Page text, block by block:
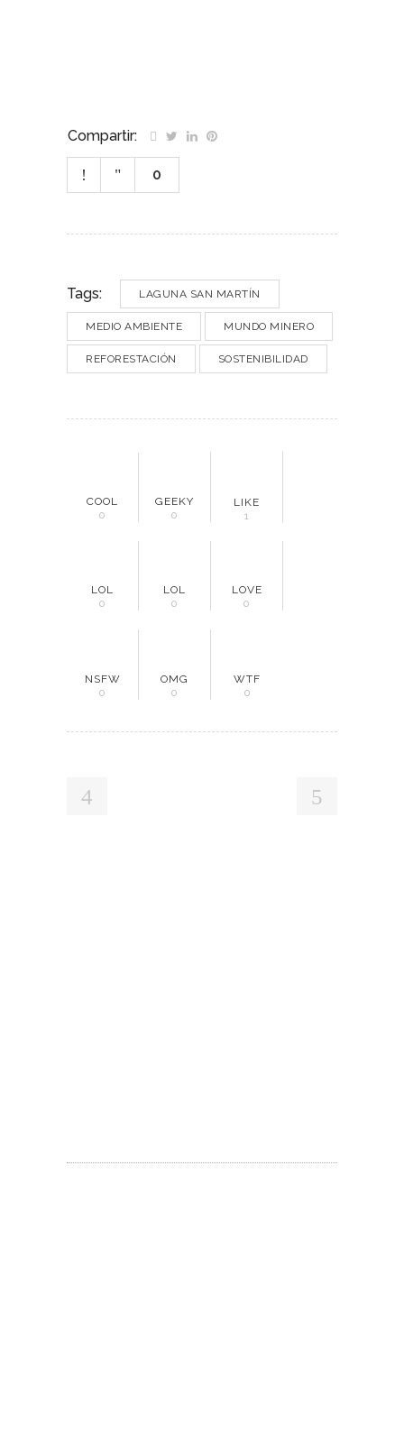
Compartir:
0
Tags: LAGUNA SAN MARTÍN
MEDIO AMBIENTE MUNDO MINERO
REFORESTACIÓN SOSTENIBILIDAD
COOL
0
GEEKY
0
LIKE
1
LOL
0
LOL
0
LOVE
0
NSFW
0
OMG
0
WTF
0